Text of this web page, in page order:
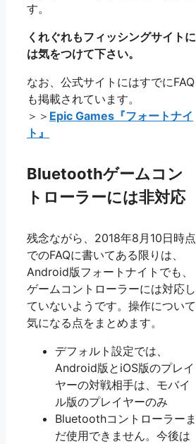
す。
くれぐれもフィッシングサイトに
は気をつけて下さい。
なお、公式サイトにはすでにFAQ
も掲載されています。
＞＞ Epic Games『フォートナイ
ト』
Bluetoothゲームコン
トローラーには非対応
残念ながら、2018年8月10日時点
でのFAQに書いてある限りは、
Android版フォートナイトでも、
ゲームコントローラーには対応し
ていないようです。操作について
気になる点をまとめます。
デフォルト設定では、
Android版とiOS版のプレイ
ヤーの対戦相手は、モバイ
ル版のプレイヤーのみ
Bluetoothコントローラーま
だ使用できません。今後は